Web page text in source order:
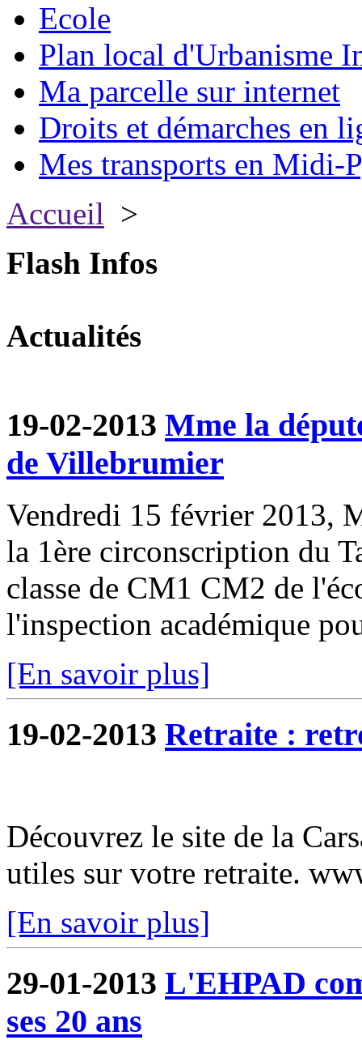
Ecole
Plan local d'Urbanisme
Ma parcelle sur internet
Droits et démarches en
Mes transports en Midi-
Accueil >
Flash Infos
Actualités
19-02-2013 Mme la
de Villebrumier
Vendredi 15 février 2013,
la 1ère circonscription du
classe de CM1 CM2 de
l'inspection académique
[En savoir plus]
19-02-2013 Retraite :
Découvrez le site de la
utiles sur votre retraite.
[En savoir plus]
29-01-2013 L'EHPAD
ses 20 ans